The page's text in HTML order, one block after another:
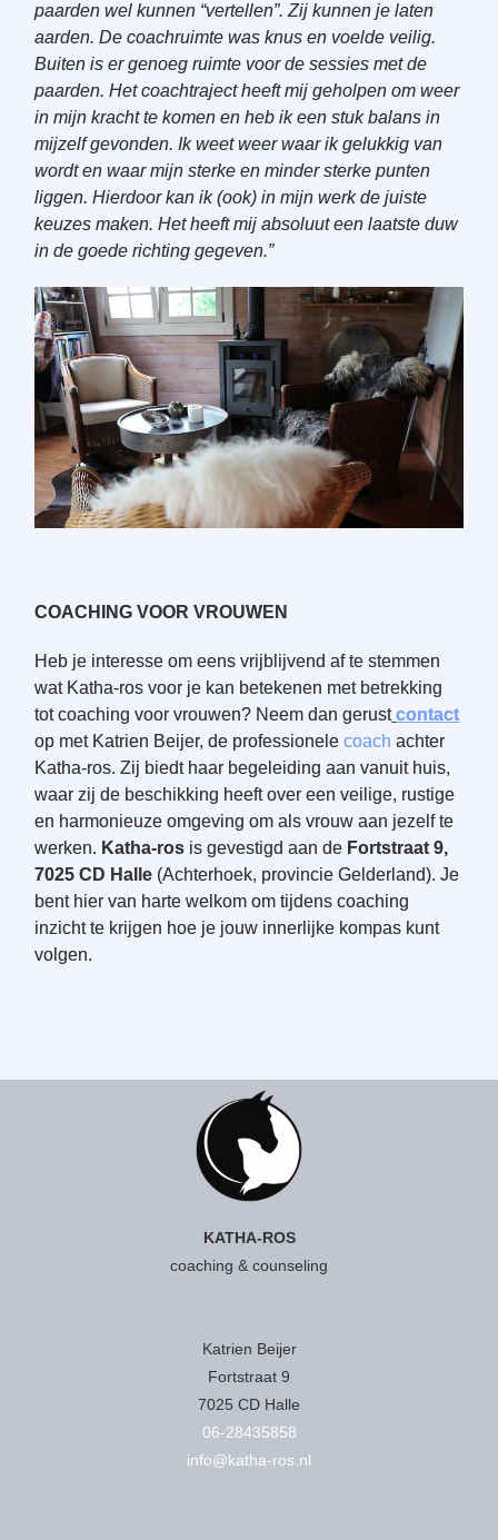
paarden wel kunnen “vertellen”. Zij kunnen je laten
aarden. De coachruimte was knus en voelde veilig.
Buiten is er genoeg ruimte voor de sessies met de
paarden. Het coachtraject heeft mij geholpen om weer
in mijn kracht te komen en heb ik een stuk balans in
mijzelf gevonden. Ik weet weer waar ik gelukkig van
wordt en waar mijn sterke en minder sterke punten
liggen. Hierdoor kan ik (ook) in mijn werk de juiste
keuzes maken. Het heeft mij absoluut een laatste duw
in de goede richting gegeven.”
COACHING VOOR VROUWEN
Heb je interesse om eens vrijblijvend af te stemmen
wat Katha-ros voor je kan betekenen met betrekking
tot coaching voor vrouwen? Neem dan gerust contact
op met Katrien Beijer, de professionelecoach achter
Katha-ros. Zij biedt haar begeleiding aan vanuit huis,
waar zij de beschikking heeft over een veilige, rustige
en harmonieuze omgeving om als vrouw aan jezelf te
werken. Katha-ros is gevestigd aan de Fortstraat 9,
7025 CD Halle (Achterhoek, provincie Gelderland). Je
bent hier van harte welkom om tijdens coaching
inzicht te krijgen hoe je jouw innerlijke kompas kunt
volgen.
KATHA-ROS
coaching & counseling
Katrien Beijer
Fortstraat 9
7025 CD Halle
06-28435858
info@katha-ros.nl